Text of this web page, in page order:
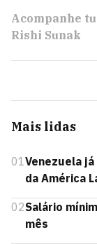
Acompanhe
Rishi Sunak
Mais lidas
01 Venezuela
da América
02Salário
mês